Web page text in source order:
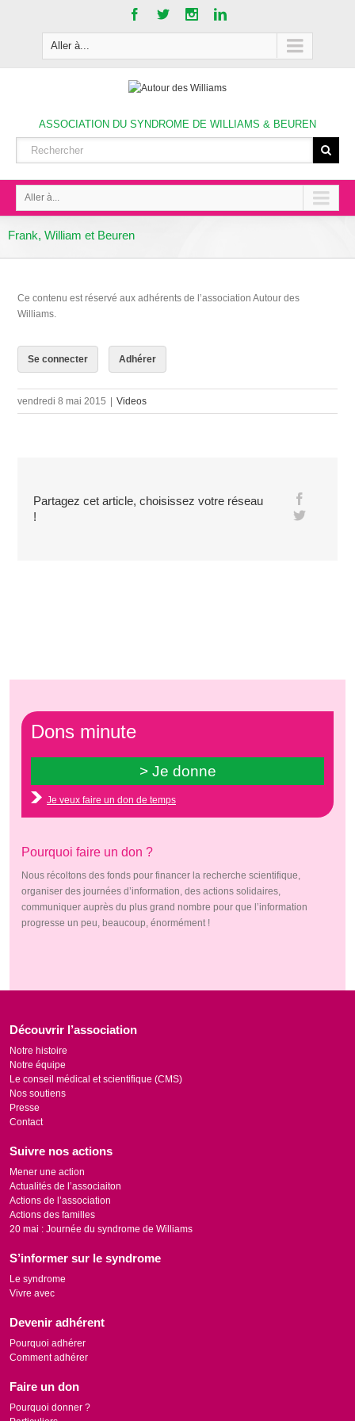
Aller à...
ASSOCIATION DU SYNDROME DE WILLIAMS & BEUREN
Aller à...
Frank, William et Beuren
Ce contenu est réservé aux adhérents de l’association Autour des
Williams.
Se connecter Adhérer
vendredi 8 mai 2015 Videos
Partagez cet article, choisissez votre réseau
!
Dons minute
Je veux faire un don de temps
Pourquoi faire un don ?
Nous récoltons des fonds pour financer la recherche scientifique,
organiser des journées d’information, des actions solidaires,
communiquer auprès du plus grand nombre pour que l’information
progresse un peu, beaucoup, énormément !
Découvrir l’association
Notre histoire
Notre équipe
Le conseil médical et scientifique (CMS)
Nos soutiens
Presse
Contact
Suivre nos actions
Mener une action
Actualités de l’associaiton
Actions de l’association
Actions des familles
20 mai : Journée du syndrome de Williams
S’informer sur le syndrome
Le syndrome
Vivre avec
Devenir adhérent
Pourquoi adhérer
Comment adhérer
Faire un don
Pourquoi donner ?